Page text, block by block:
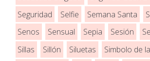
Seguridad
Selfie Semana Santa
Senos
Sensual Sepia Sesión
Sillas
Sillón Siluetas Simbolo de